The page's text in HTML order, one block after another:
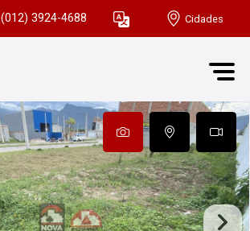
(012) 3924-4688 Cidades